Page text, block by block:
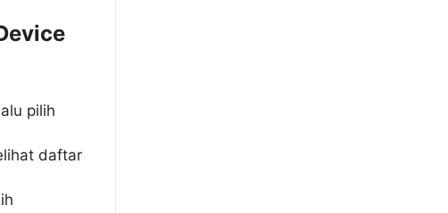
pilih
daftar